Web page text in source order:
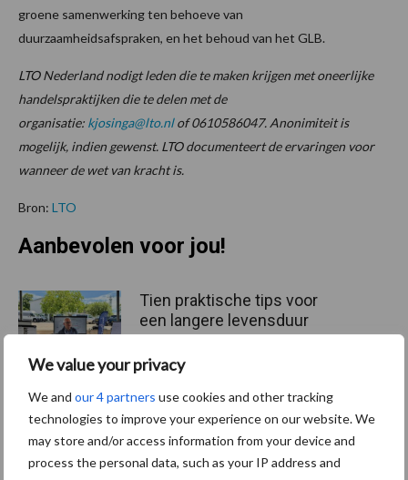
We value your privacy
We and our 4 partners use cookies and other tracking
technologies to improve your experience on our website. We
may store and/or access information from your device and
process the personal data, such as your IP address and
groene samenwerking ten behoeve van
duurzaamheidsafspraken, en het behoud van het GLB.
LTO Nederland nodigt leden die te maken krijgen met oneerlijke
handelspraktijken die te delen met de
organisatie: kjosinga@lto.nlof 0610586047. Anonimiteit is
mogelijk, indien gewenst. LTO documenteert de ervaringen voor
wanneer de wet van kracht is.
Bron: LTO
Aanbevolen voor jou!
Tien praktische tips voor
een langere levensduur
“Vraag naar praktische
hygieneoplossingen is in
Polen groter dan ooit”